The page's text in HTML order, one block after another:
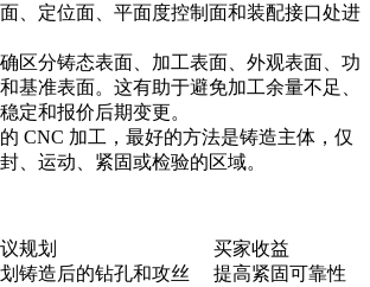
、定位面、平面度控制面和装配接口处进
区分铸态表面、加工表面、外观表面、功
基准表面。这有助于避免加工余量不足、
定和报价后期变更。
CNC 加工 ，最好的方法是铸造主体，仅
、运动、紧固或检验的区域。
规划
买家收益
铸造后的钻孔和攻丝
提高紧固可靠性